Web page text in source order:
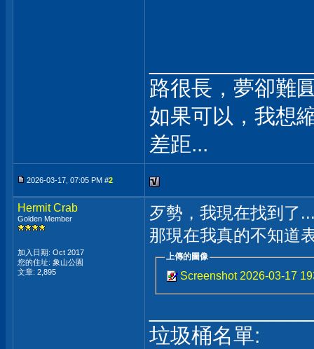
路很長，夢卻難
如果可以，我想
差距...
2026-03-17, 07:05 PM #2
Hermit Crab
Golden Member
加入日期: Oct 2017
您的住址: 象山公園
文章: 2,895
歹勢，我現在找到了
那現在我真的不知道
上傳的圖像
Screenshot 2026-03-17
垃圾桶名單: